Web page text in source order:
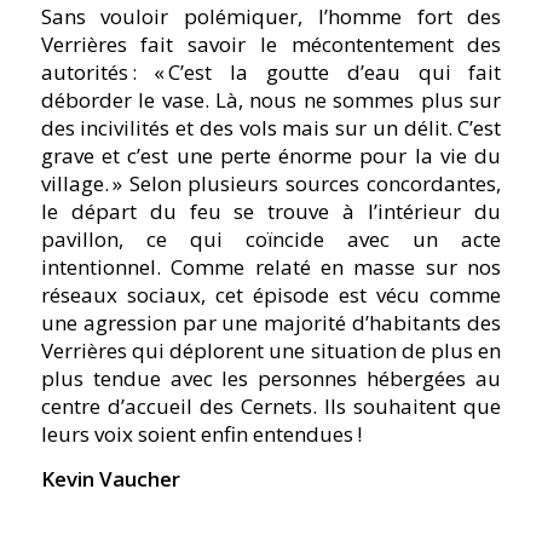
Sans vouloir polémiquer, l’homme fort des
Verrières fait savoir le mécontentement des
autorités : « C’est la goutte d’eau qui fait
déborder le vase. Là, nous ne sommes plus sur
des incivilités et des vols mais sur un délit. C’est
grave et c’est une perte énorme pour la vie du
village. » Selon plusieurs sources concordantes,
le départ du feu se trouve à l’intérieur du
pavillon, ce qui coïncide avec un acte
intentionnel. Comme relaté en masse sur nos
réseaux sociaux, cet épisode est vécu comme
une agression par une majorité d’habitants des
Verrières qui déplorent une situation de plus en
plus tendue avec les personnes hébergées au
centre d’accueil des Cernets. Ils souhaitent que
leurs voix soient enfin entendues !
Kevin Vaucher